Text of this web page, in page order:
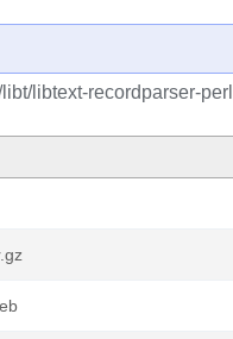
libtext-recordparser-